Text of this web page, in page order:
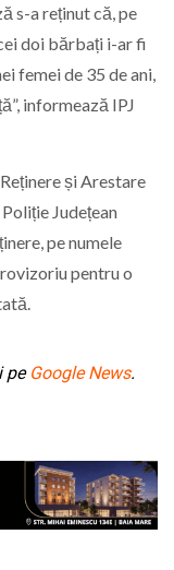
s-a reținut că, pe
doi bărbați i-ar fi
femei de 35 de ani,
informează IPJ
și Arestare
Județean
pe numele
pentru o
pe Google News.